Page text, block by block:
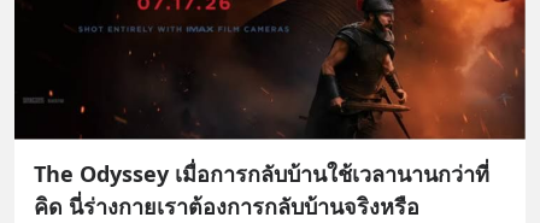
The Odyssey เมื่อการกลับบ้านใช้เวลานานกว่าที่
คิด นี่ร่างกายเราต้องการกลับบ้านจริงหรือ